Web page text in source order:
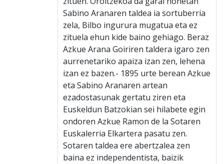
Sabino Aranaren taldea ia sortuberria
zela, Bilbo ingurura mugatua eta ez
zituela ehun kide baino gehiago. Beraz
Azkue Arana Goiriren taldera igaro zen
aurrenetariko apaiza izan zen, lehena
izan ez bazen.- 1895 urte berean Azkue
eta Sabino Aranaren artean
ezadostasunak gertatu ziren eta
Euskeldun Batzokian sei hilabete egin
ondoren Azkue Ramon de la Sotaren
Euskalerria Elkartera pasatu zen.
Sotaren taldea ere abertzalea zen
baina ez independentista, baizik